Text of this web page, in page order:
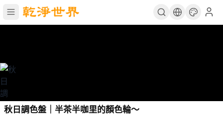
秋日調色盤｜半茶半咖里的顏色輪～